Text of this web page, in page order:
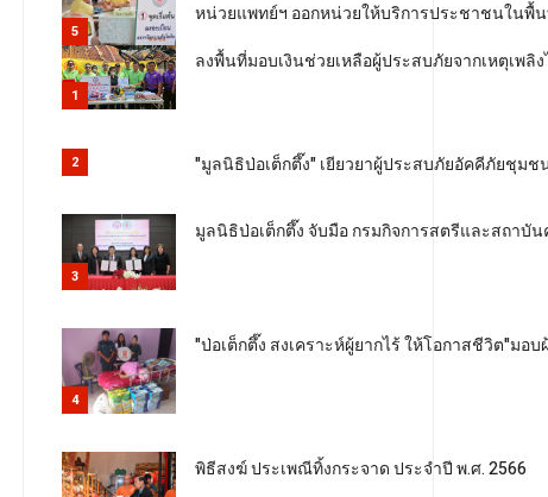
5
หน่วยแพทย์ฯ ออกหน่วยให้บริการประชาชนในพื้
1
ลงพื้นที่มอบเงินช่วยเหลือผู้ประสบภัยจากเหตุเพ
2 "มูลนิธิป่อเต็กตึ๊ง" เยียวยาผู้ประสบภัยอัคคีภัยชุม
3
มูลนิธิป่อเต็กตึ๊ง จับมือ กรมกิจการสตรีและสถาบั
4
"ป่อเต็กตึ๊ง สงเคราะห์ผู้ยากไร้ ให้โอกาสชีวิต"มอ
พิธีสงฆ์ ประเพณีทิ้งกระจาด ประจำปี พ.ศ. 2566